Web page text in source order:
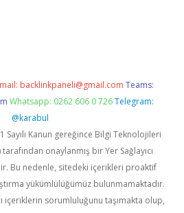
backlinkpaneli@gmail.com Teams:
Whatsapp: 0262 606 0 726 Telegram:
@karabul
Sayılı Kanun gereğince Bilgi Teknolojileri
onaylanmış bir Yer Sağlayıcı
Bu nedenle, sitedeki içerikleri proaktif
yükümlülüğümüz bulunmamaktadır.
içeriklerin sorumluluğunu taşımakta olup,